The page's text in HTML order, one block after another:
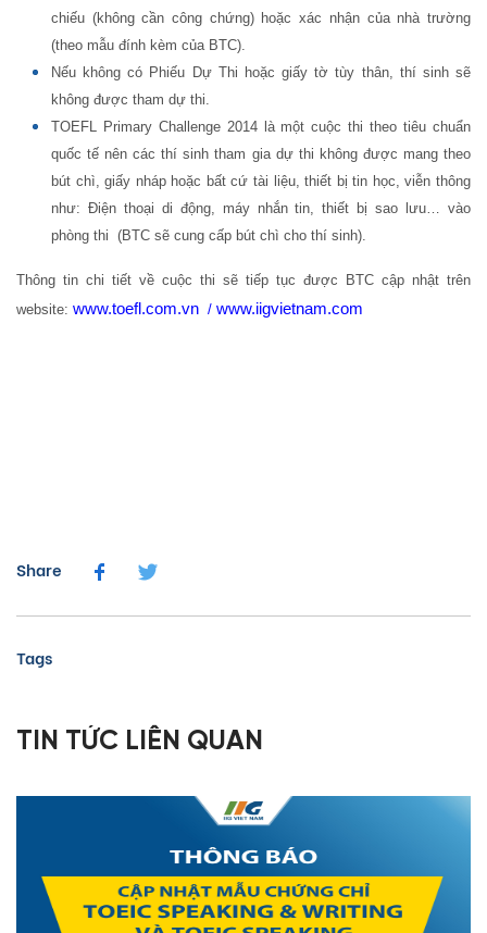
chiếu (không cần công chứng) hoặc xác nhận của nhà trường
(theo mẫu đính kèm của BTC).
Nếu không có Phiếu Dự Thi hoặc giấy tờ tùy thân, thí sinh sẽ
không được tham dự thi.
TOEFL Primary Challenge 2014 là một cuộc thi theo tiêu chuẩn
quốc tế nên các thí sinh tham gia dự thi không được mang theo
bút chì, giấy nháp hoặc bất cứ tài liệu, thiết bị tin học, viễn thông
như: Điện thoại di động, máy nhắn tin, thiết bị sao lưu… vào
phòng thi (BTC sẽ cung cấp bút chì cho thí sinh).
Thông tin chi tiết về cuộc thi sẽ tiếp tục được BTC cập nhật trên
website: www.toefl.com.vn / www.iigvietnam.com
Share
Tags
TIN TỨC LIÊN QUAN